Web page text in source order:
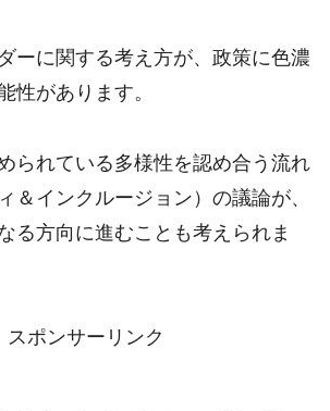
ーに関する考え方が、政策に色濃
性があります。
られている多様性を認め合う流れ
＆インクルージョン）の議論が、
る方向に進むことも考えられま
スポンサーリンク